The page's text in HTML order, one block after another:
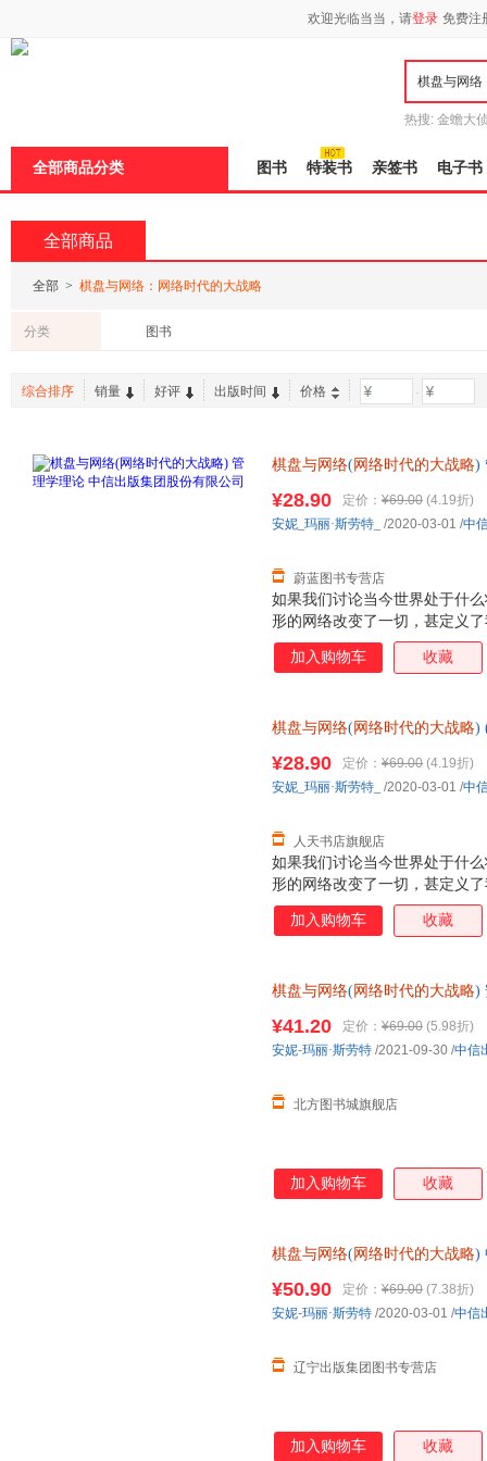
欢迎光临当当，请登录 免费注
热搜: 金蟾大
全部商品分类 图书 特装书 亲签书 电子书
全部商品
全部 > 棋盘与网络：网络时代的大战略
分类 图书
综合排序 销量 好评 出版时间 价格 -
棋盘与网络(网络时代的大战略)
如果我们讨论当今世界处于什
形的网络改变了一切，甚定义
代背景，探讨了如下几个问题
有哪些征？ （2）如何运用网
学者还是互联网从业者，都有
环境中重新思考国家战略与外
略，并指导行为与决策？ （3
¥28.90 定价： ¥69.00 (4.19折)
蔚蓝图书专营店
安妮_玛丽·斯劳特_ /2020-03-01 /中
加入购物车 收藏
棋盘与网络(网络时代的大战略)
如果我们讨论当今世界处于什
形的网络改变了一切，甚定义
代背景，探讨了如下几个问题
有哪些征？ （2）如何运用网
学者还是互联网从业者，都有
环境中重新思考国家战略与外
略，并指导行为与决策？ （3
¥28.90 定价： ¥69.00 (4.19折)
人天书店旗舰店
安妮_玛丽·斯劳特_ /2020-03-01 /中
加入购物车 收藏
棋盘与网络(网络时代的大战略)
¥41.20 定价： ¥69.00 (5.98折)
北方图书城旗舰店
安妮-玛丽·斯劳特 /2021-09-30 /中信
加入购物车 收藏
棋盘与网络(网络时代的大战略)
¥50.90 定价： ¥69.00 (7.38折)
辽宁出版集团图书专营店
安妮-玛丽·斯劳特 /2020-03-01 /中信
加入购物车 收藏